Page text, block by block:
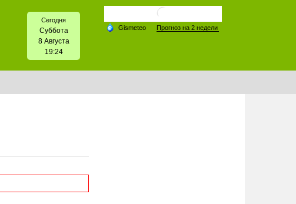
Сегодня
Суббота
8 Августа
19:24